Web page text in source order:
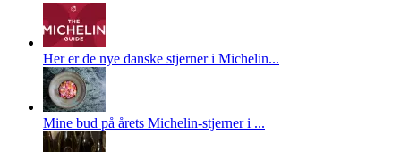
Her er de nye danske stjerner i Michelin...
Mine bud på årets Michelin-stjerner i ...